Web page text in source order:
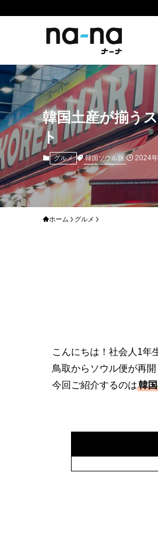
韓国土産が揃う
ト
グルメ 韓国ソウル旅 2024
ホーム グルメ
こんにちは！社会人1年
鳥取からソウル便が再
今回ご紹介するのは韓